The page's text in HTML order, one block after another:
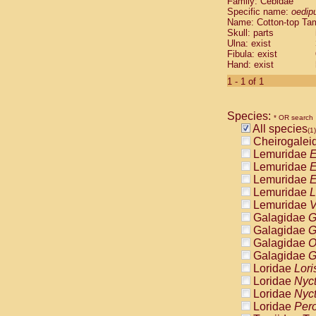
Cebidae
Cebidae
Cebidae
Cebidae
Cebidae
Cebidae
Cebidae
Cebidae
Cebidae
Cebidae
Cebidae
Cebidae
Atelidae
Atelidae
Atelidae
Atelidae
Atelidae
Atelidae
Atelidae
Atelidae
Atelidae
Atelidae
Pitheciidae
Specific name:
Name: Cotton-top
Skull: parts
Ulna: exist
Fibula: exist
Hand: exist
1 - 1 of 1
Species: * OR search
All species(1)
Lemuridae
Lemuridae
Lemuridae
Lemuridae
Lemuridae
Galagidae
Galagidae
Galagidae
Galagidae
Loridae
Loridae
Loridae
Loridae